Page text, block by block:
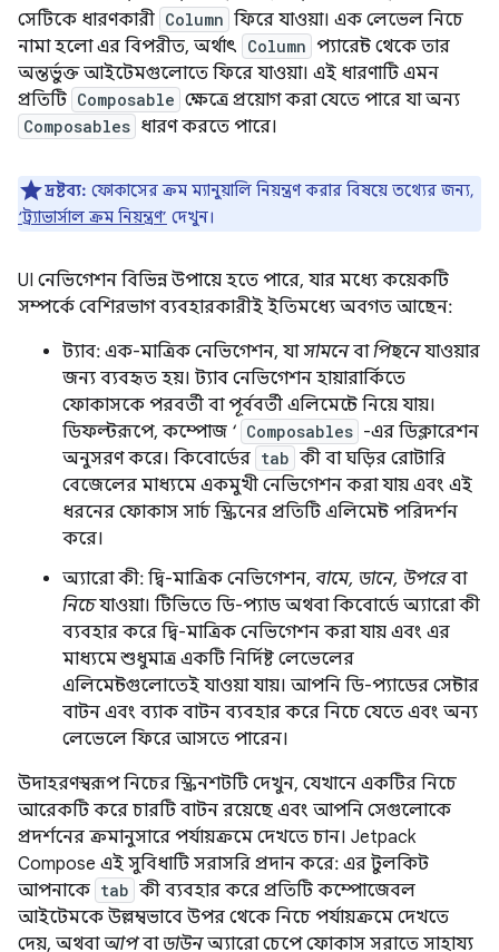
সেটিকে ধারণকারী Column ফিরে যাওয়া। এক লেভেল নিচে
নামা হলো এর বিপরীত, অর্থাৎ Column প্যারেন্ট থেকে তার
অন্তর্ভুক্ত আইটেমগুলোতে ফিরে যাওয়া। এই ধারণাটি এমন
প্রতিটি Composable ক্ষেত্রে প্রয়োগ করা যেতে পারে যা অন্য
Composables ধারণ করতে পারে।
দ্রষ্টব্য: ফোকাসের ক্রম ম্যানুয়ালি নিয়ন্ত্রণ করার বিষয়ে তথ্যের জন্য,
‘ট্র্যাভার্সাল ক্রম নিয়ন্ত্রণ’ দেখুন।
UI নেভিগেশন বিভিন্ন উপায়ে হতে পারে, যার মধ্যে কয়েকটি
সম্পর্কে বেশিরভাগ ব্যবহারকারীই ইতিমধ্যে অবগত আছেন:
ট্যাব: এক-মাত্রিক নেভিগেশন, যাসামনেবাপিছনেযাওয়ার
জন্য ব্যবহৃত হয়। ট্যাব নেভিগেশন হায়ারার্কিতে
ফোকাসকে পরবর্তী বা পূর্ববর্তী এলিমেন্টে নিয়ে যায়।
ডিফল্টরূপে, কম্পোজ ‘ Composables -এর ডিক্লারেশন
অনুসরণ করে। কিবোর্ডের tab কী বা ঘড়ির রোটারি
বেজেলের মাধ্যমে একমুখী নেভিগেশন করা যায় এবং এই
ধরনের ফোকাস সার্চ স্ক্রিনের প্রতিটি এলিমেন্ট পরিদর্শন
করে।
অ্যারো কী: দ্বি-মাত্রিক নেভিগেশন, বামে, ডানে, উপরেবা
নিচেযাওয়া। টিভিতে ডি-প্যাড অথবা কিবোর্ডে অ্যারো কী
ব্যবহার করে দ্বি-মাত্রিক নেভিগেশন করা যায় এবং এর
মাধ্যমে শুধুমাত্র একটি নির্দিষ্ট লেভেলের
এলিমেন্টগুলোতেই যাওয়া যায়। আপনি ডি-প্যাডের সেন্টার
বাটন এবং ব্যাক বাটন ব্যবহার করে নিচে যেতে এবং অন্য
লেভেলে ফিরে আসতে পারেন।
উদাহরণস্বরূপ নিচের স্ক্রিনশটটি দেখুন, যেখানে একটির নিচে
আরেকটি করে চারটি বাটন রয়েছে এবং আপনি সেগুলোকে
প্রদর্শনের ক্রমানুসারে পর্যায়ক্রমে দেখতে চান। Jetpack
Compose এই সুবিধাটি সরাসরি প্রদান করে: এর টুলকিট
আপনাকে tab কী ব্যবহার করে প্রতিটি কম্পোজেবল
আইটেমকে উল্লম্বভাবে উপর থেকে নিচে পর্যায়ক্রমে দেখতে
দেয়, অথবাআপবাডাউনঅ্যারো চেপে ফোকাস সরাতে সাহায্য